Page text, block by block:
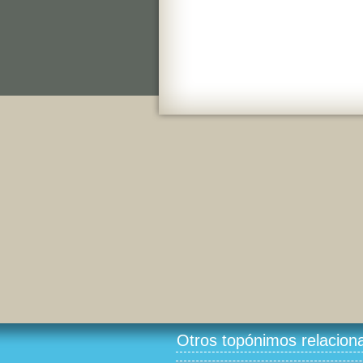
Otros topónimos